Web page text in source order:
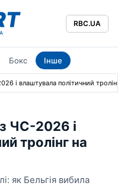
RBC.UA
Бокс Інше
і влаштувала політичний
ЧС-2026 і
тролінг на
як Бельгія вибила